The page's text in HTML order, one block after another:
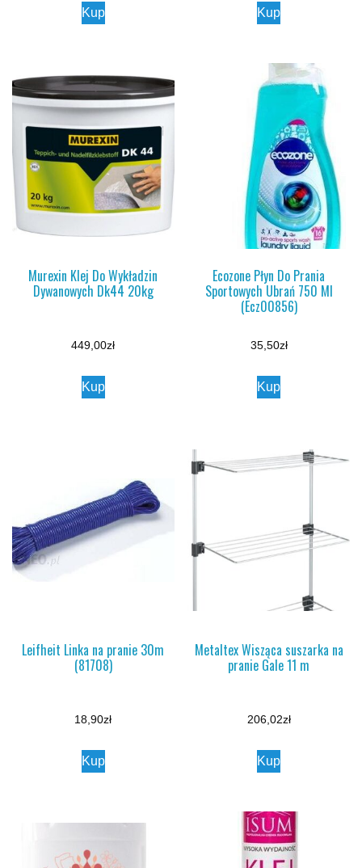
Kup Kup
Murexin Klej Do Wykładzin
Dywanowych Dk44 20kg
449,00zł
Kup
Ecozone Płyn Do Prania
Sportowych Ubrań 750 Ml
(Ecz00856)
35,50zł
Kup
Leifheit Linka na pranie 30m
(81708)
18,90zł
Kup
Metaltex Wisząca suszarka na
pranie Gale 11 m
206,02zł
Kup